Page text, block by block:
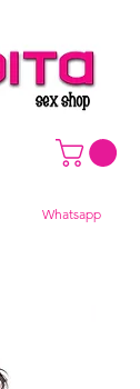
Whatsapp